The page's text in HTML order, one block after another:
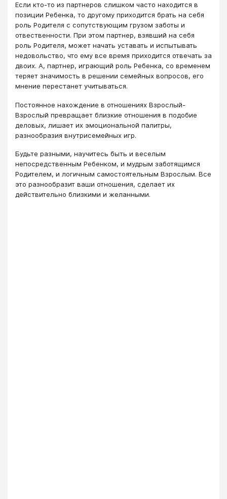
Если кто-то из партнеров слишком часто находится в
позиции Ребенка, то другому приходится брать на себя
роль Родителя с сопутствующим грузом заботы и
отвественности. При этом партнер, взявший на себя
роль Родителя, может начать уставать и испытывать
недовольство, что ему все время приходится отвечать за
двоих. А, партнер, играющий роль Ребенка, со временем
теряет значимость в решении семейных вопросов, его
мнение перестанет учитываться.
Постоянное нахождение в отношениях Взрослый-
Взрослый превращает близкие отношения в подобие
деловых, лишает их эмоциональной палитры,
разнообразия внутрисемейных игр.
Будьте разными, научитесь быть и веселым
непосредственным Ребенком, и мудрым заботящимся
Родителем, и логичным самостоятельным Взрослым. Все
это разнообразит ваши отношения, сделает их
действительно близкими и желанными.